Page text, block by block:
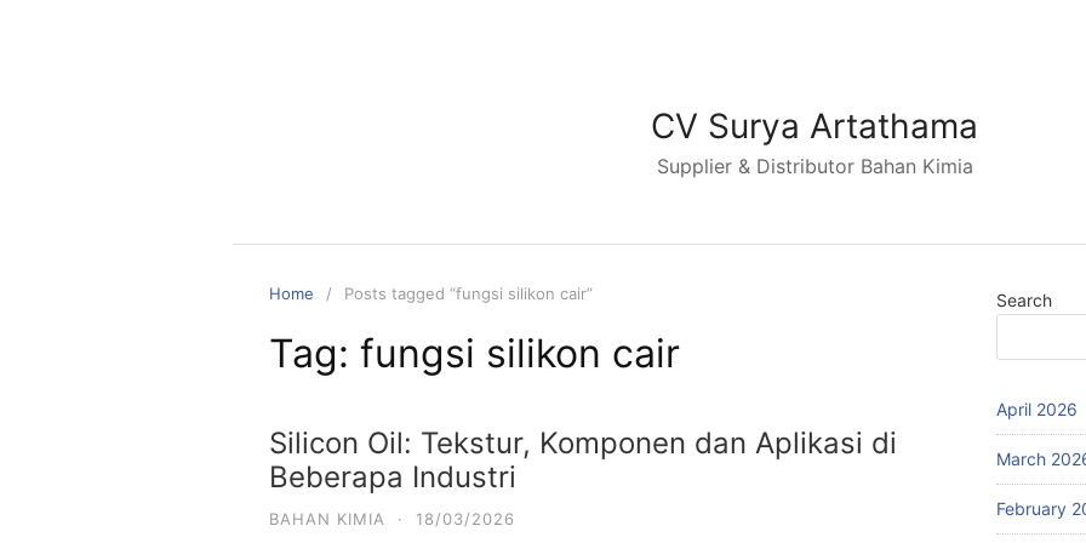
CV Surya Artathama
Supplier & Distributor Bahan Kimia
Home Posts tagged “fungsi silikon cair”
Tag: fungsi silikon cair
Silicon Oil: Tekstur, Komponen dan Aplikasi di
Beberapa Industri
BAHAN KIMIA · 18/03/2026
Search
April 2026
March
February